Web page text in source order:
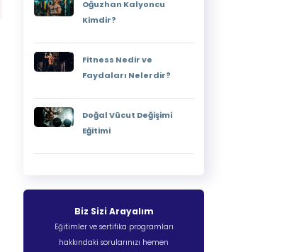
Oğuzhan Kalyoncu
Kimdir?
Fitness Nedir ve
Faydaları Nelerdir?
Doğal Vücut Değişimi
Eğitimi
Biz Sizi Arayalım
Eğitimler ve sertifika programları
hakkındaki sorularınızı hemen